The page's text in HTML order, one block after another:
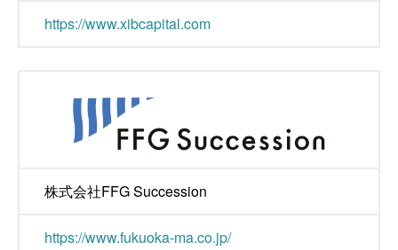
https://www.xibcapital.com
株式会社FFG Succession
https://www.fukuoka-ma.co.jp/